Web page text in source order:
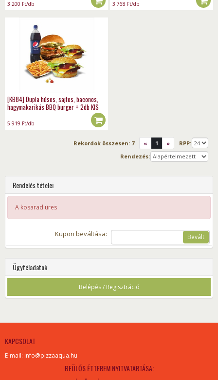
3 200 Ft/db 3 768 Ft/db
[KB84] Dupla húsos, sajtos, baconos,
hagymakarikás BBQ burger + 2db KIS
5 919 Ft/db
Rekordok összesen: 7 « 1 »
RPP:
Rendezés:
Rendelés tételei
A kosarad üres
Kupon beváltása: Bevált
Ügyféladatok
Belépés / Regisztráció
KAPCSOLAT
E-mail: info@pizzaaqua.hu
BEÜLŐS ÉTTEREM NYITVATARTÁSA: